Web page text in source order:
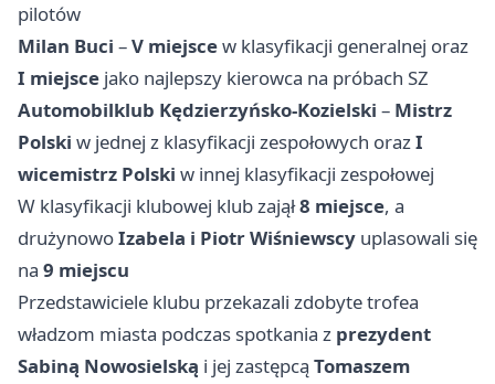
pilotów
Milan Buci –V miejscew klasyfikacji generalnej oraz
I miejsce jako najlepszy kierowca na próbach SZ
Automobilklub Kędzierzyńsko-Kozielski – Mistrz
Polski w jednej z klasyfikacji zespołowych orazI
wicemistrz Polski w innej klasyfikacji zespołowej
W klasyfikacji klubowej klub zajął8 miejsce, a
drużynowoIzabela i Piotr Wiśniewscy uplasowali się
na 9 miejscu
Przedstawiciele klubu przekazali zdobyte trofea
władzom miasta podczas spotkania z prezydent
Sabiną Nowosielską i jej zastępcą Tomaszem